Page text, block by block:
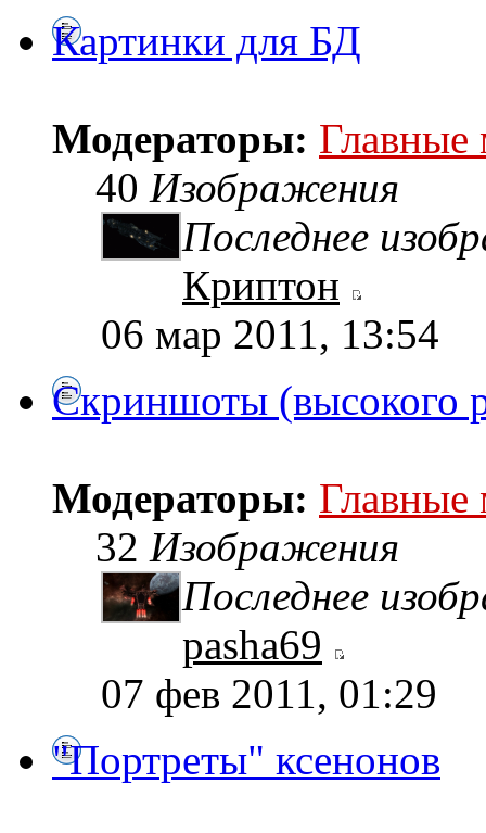
Картинки для БД
Модераторы: Главные
40 Изображения
Последнее
Криптон
06 мар 2011, 13:54
Скриншоты (высокого
Модераторы: Главные
32 Изображения
Последнее
pasha69
07 фев 2011, 01:29
"Портреты" ксенонов